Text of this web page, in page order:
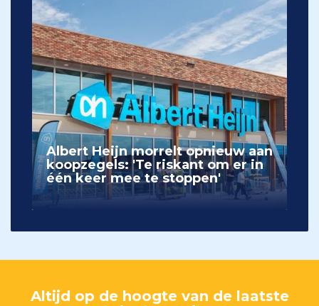
Albert Heijn morrelt opnieuw aan
koopzegels: 'Te riskant om er in
één keer mee te stoppen'
Altijd op de hoogte van de laatste